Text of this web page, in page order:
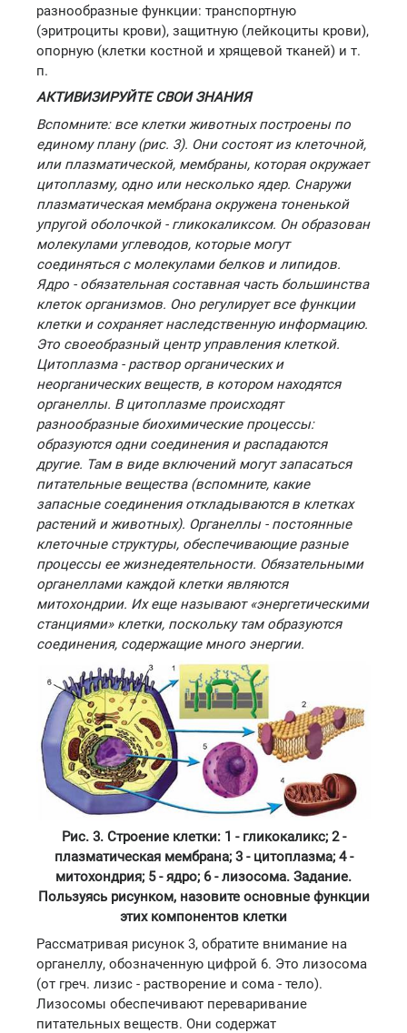
разнообразные функции: транспортную
(эритроциты крови), защитную (лейкоциты крови),
опорную (клетки костной и хрящевой тканей) и т.
п.
АКТИВИЗИРУЙТЕ СВОИ ЗНАНИЯ
Вспомните: все клетки животных построены по
единому плану (рис. 3). Они состоят из клеточной,
или плазматической, мембраны, которая окружает
цитоплазму, одно или несколько ядер. Снаружи
плазматическая мембрана окружена тоненькой
упругой оболочкой - гликокаликсом. Он образован
молекулами углеводов, которые могут
соединяться с молекулами белков и липидов.
Ядро - обязательная составная часть большинства
клеток организмов. Оно регулирует все функции
клетки и сохраняет наследственную информацию.
Это своеобразный центр управления клеткой.
Цитоплазма - раствор органических и
неорганических веществ, в котором находятся
органеллы. В цитоплазме происходят
разнообразные биохимические процессы:
образуются одни соединения и распадаются
другие. Там в виде включений могут запасаться
питательные вещества (вспомните, какие
запасные соединения откладываются в клетках
растений и животных). Органеллы - постоянные
клеточные структуры, обеспечивающие разные
процессы ее жизнедеятельности. Обязательными
органеллами каждой клетки являются
митохондрии. Их еще называют «энергетическими
станциями» клетки, поскольку там образуются
соединения, содержащие много энергии.
Рис. 3. Строение клетки: 1 - гликокаликс; 2 -
плазматическая мембрана; 3 - цитоплазма; 4 -
митохондрия; 5 - ядро; 6 - лизосома. Задание.
Пользуясь рисунком, назовите основные функции
этих компонентов клетки
Рассматривая рисунок 3, обратите внимание на
органеллу, обозначенную цифрой 6. Это лизосома
(от греч. лизис - растворение и сома - тело).
Лизосомы обеспечивают переваривание
питательных веществ. Они содержат